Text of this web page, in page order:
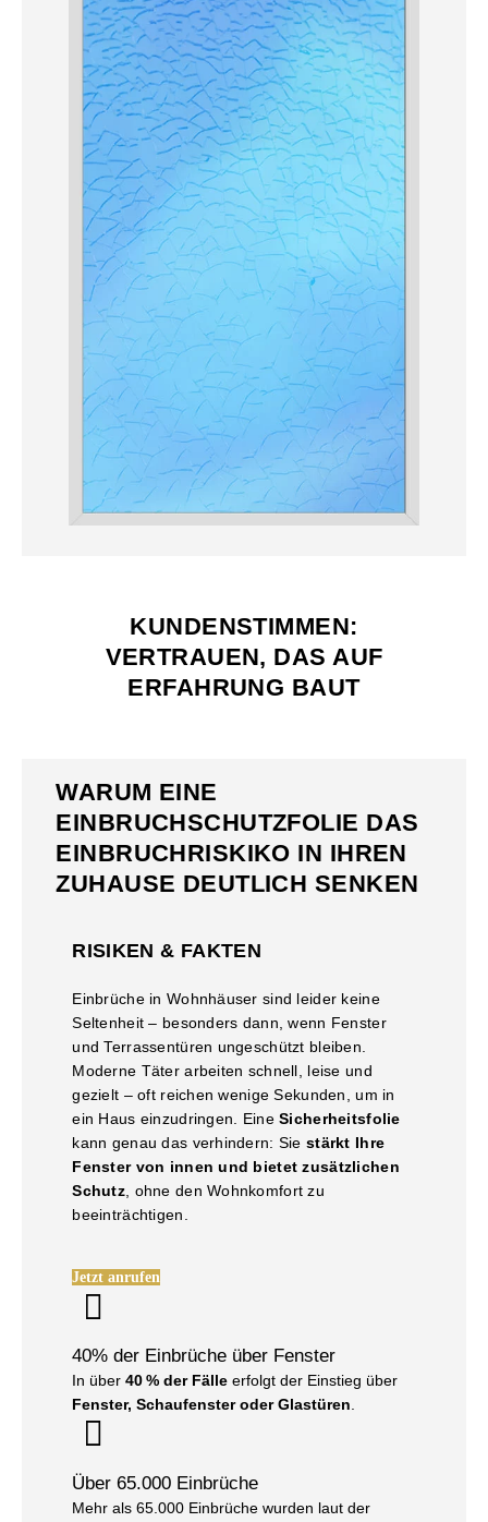
KUNDENSTIMMEN:
VERTRAUEN, DAS AUF
ERFAHRUNG BAUT
WARUM EINE
EINBRUCHSCHUTZFOLIE DAS
EINBRUCHRISKIKO IN IHREN
ZUHAUSE DEUTLICH SENKEN
RISIKEN & FAKTEN
Einbrüche in Wohnhäuser sind leider keine
Seltenheit – besonders dann, wenn Fenster
und Terrassentüren ungeschützt bleiben.
Moderne Täter arbeiten schnell, leise und
gezielt – oft reichen wenige Sekunden, um in
ein Haus einzudringen. EineSicherheitsfolie
kann genau das verhindern: Sie stärkt Ihre
Fenster von innen und bietet zusätzlichen
Schutz , ohne den Wohnkomfort zu
beeinträchtigen.
Jetzt anrufen
40% der Einbrüche über Fenster
In über40 % der Fälle erfolgt der Einstieg über
Fenster, Schaufenster oder Glastüren.
Über 65.000 Einbrüche
Mehr als 65.000 Einbrüche wurden laut der